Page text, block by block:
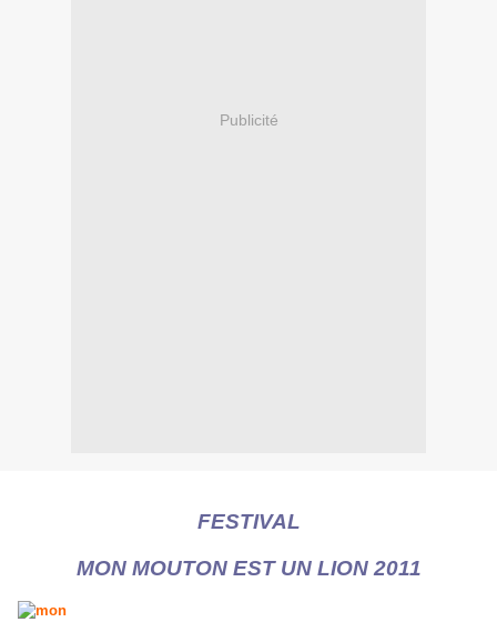
Publicité
FESTIVAL
MON MOUTON EST UN LION 2011